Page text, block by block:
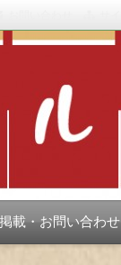
ります。
載・お問い合わせ